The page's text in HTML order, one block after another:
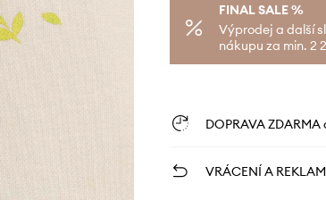
FINAL SALE %
Výprodej a další
nákupu za min. 2
DOPRAVA ZDARMA
VRÁCENÍ A